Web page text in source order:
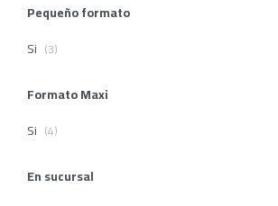
Pequeño formato
Si (3)
Formato Maxi
Si (4)
En sucursal